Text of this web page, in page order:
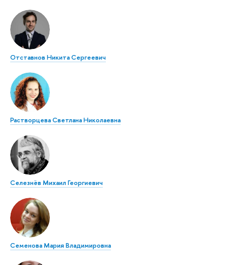
Отставнов Никита Сергеевич
Растворцева Светлана Николаевна
Селезнёв Михаил Георгиевич
Семенова Мария Владимировна